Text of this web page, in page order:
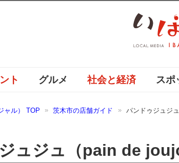
ト グルメ 社会と経済 スポ
ャル） TOP 茨木市の店舗ガイド パンドゥジュジ
ュジュ（pain de